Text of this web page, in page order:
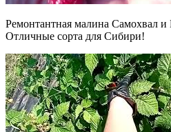
Ремонтантная малина Самохвал
Отличные сорта для Сибири!